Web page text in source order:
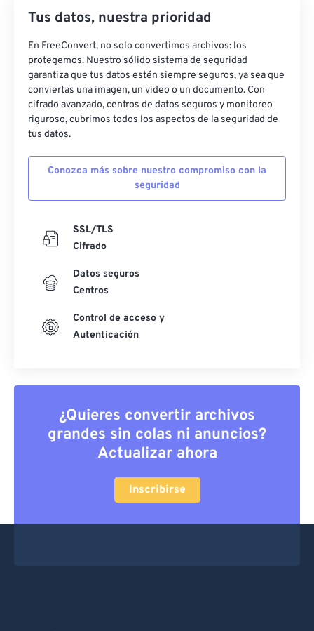
Tus datos, nuestra prioridad
En FreeConvert, no solo convertimos archivos: los
protegemos. Nuestro sólido sistema de seguridad
garantiza que tus datos estén siempre seguros, ya sea que
conviertas una imagen, un video o un documento. Con
cifrado avanzado, centros de datos seguros y monitoreo
riguroso, cubrimos todos los aspectos de la seguridad de
tus datos.
Conozca más sobre nuestro compromiso con la
seguridad
SSL/TLS
Cifrado
Datos seguros
Centros
Control de acceso y
Autenticación
¿Quieres convertir archivos
grandes sin colas ni anuncios?
Actualizar ahora
Inscribirse